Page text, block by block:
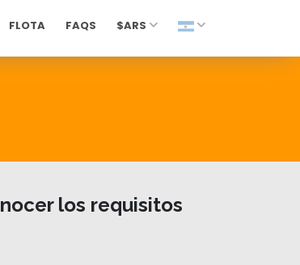
FLOTA FAQS $ARS
los requisitos